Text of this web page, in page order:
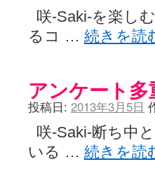
咲-Saki-を楽し
るコ … 続きを読
アンケート
投稿日: 2013年3月5日
咲-Saki-断ち中
いる … 続きを読